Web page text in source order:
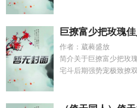
巨撩富少把玫瑰
作者：葳蕤盛放
简介关于巨撩富少把玫
宅斗后期强势宠极致撩